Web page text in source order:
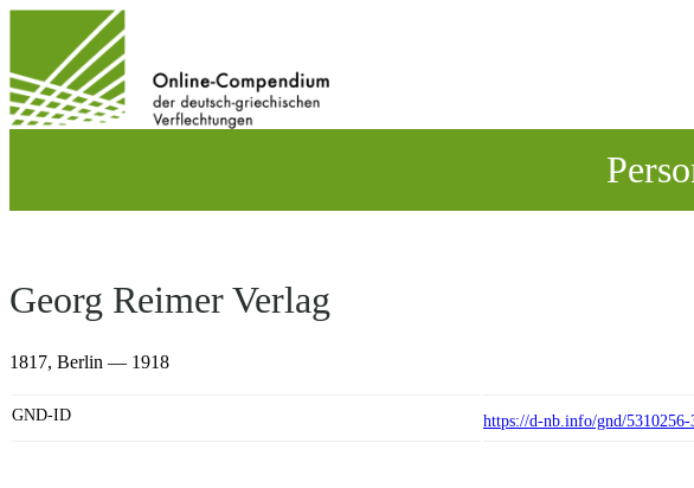
wechseln
Georg Reimer Verlag
1817, Berlin — 1918
GND-ID https://d-nb.info/gnd/5310256-